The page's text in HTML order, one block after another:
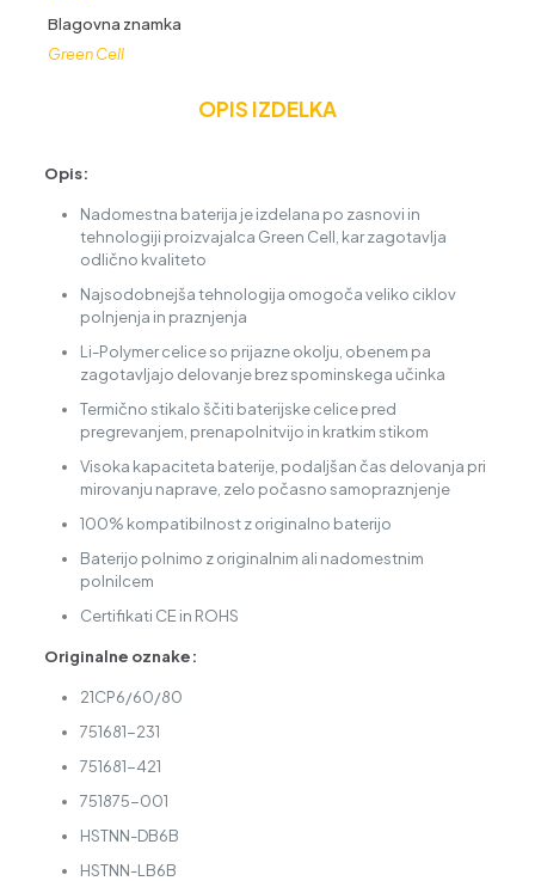
Blagovna znamka
Green Cell
OPIS IZDELKA
Opis:
Nadomestna baterija je izdelana po zasnovi in
tehnologiji proizvajalca Green Cell, kar zagotavlja
odlično kvaliteto
Najsodobnejša tehnologija omogoča veliko ciklov
polnjenja in praznjenja
Li-Polymer celice so prijazne okolju, obenem pa
zagotavljajo delovanje brez spominskega učinka
Termično stikalo ščiti baterijske celice pred
pregrevanjem, prenapolnitvijo in kratkim stikom
Visoka kapaciteta baterije, podaljšan čas delovanja pri
mirovanju naprave, zelo počasno samopraznjenje
100% kompatibilnost z originalno baterijo
Baterijo polnimo z originalnim ali nadomestnim
polnilcem
Certifikati CE in ROHS
Originalne oznake:
21CP6/60/80
751681-231
751681-421
751875-001
HSTNN-DB6B
HSTNN-LB6B